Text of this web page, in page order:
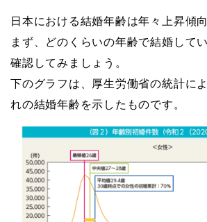
日本における結婚年齢は年々上昇傾
まず、どのくらいの年齢で結婚して
確認してみましょう。
下のグラフは、厚生労働省の統計に
れの結婚年齢を示したものです。